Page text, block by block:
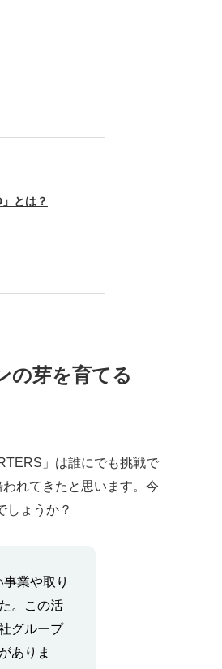
とは？
の芽を育てる
」は誰にでも挑戦で
れてきたと思います。今
しょうか？
業や取り
。この活
グループ
ありま